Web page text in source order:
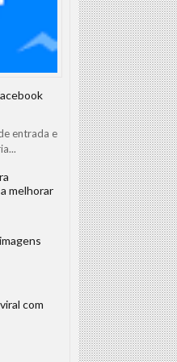
entrada e
melhorar
com